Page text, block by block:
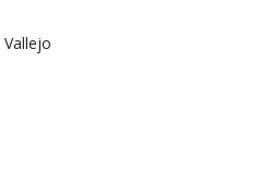
Vallejo